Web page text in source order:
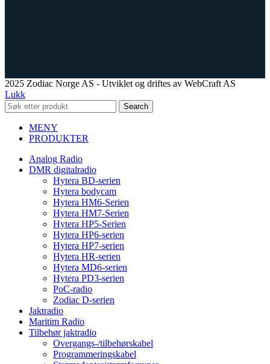
2025 Zodiac Norge AS - Utviklet og driftes av WebCraft AS
Lukk
Search
MENY
PRODUKTER
Analog Radio
DMR digitalradio
Hytera BD-serien
Hytera bodycam
Hytera HM6-Serien
Hytera HM7-Serien
Hytera HP5-Serien
Hytera HP6-serien
Hytera HP7-serien
Hytera HR-serien
Hytera MD6-serien
Hytera PD3-serien
PoC-radio
Zodiac D-serien
Jaktradio
Maritim Radio
Tilbehør jaktradio
Overgangs-/tilbehørskabel
Programmeringskabel